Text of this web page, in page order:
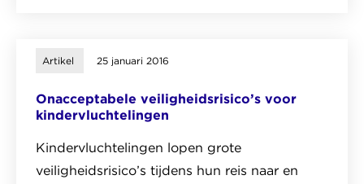
pagina
Over
ons
Artikel 25 januari 2016
Onacceptabele veiligheidsrisico’s voor
kindervluchtelingen
Kindervluchtelingen lopen grote
veiligheidsrisico’s tijdens hun reis naar en